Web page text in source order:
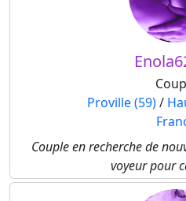
Proville (59)/
Couple en recherche de
voyeur pour